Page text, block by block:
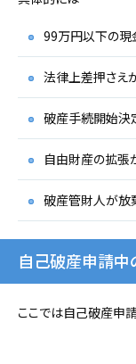
99万円以下の現
法律上差押さえ
破産手続開始決
自由財産の拡張
破産管財人が放
自己破産申請中
ここでは自己破産申